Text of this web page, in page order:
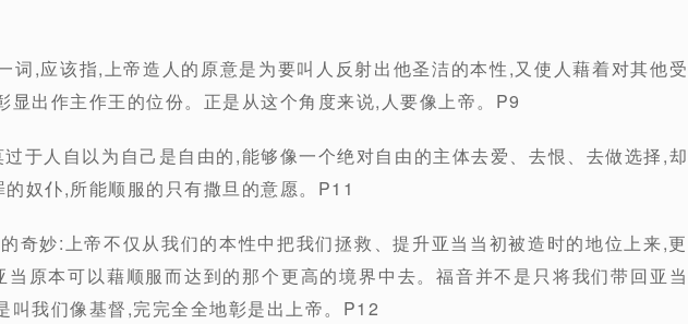
词,应该指,上帝造人的原意是为要叫人反射出他圣洁的本性,又使人藉着对其他受
显出作主作王的位份。正是从这个角度来说,人要像上帝。P9
于人自以为自己是自由的,能够像一个绝对自由的主体去爱、去恨、去做选择,却
奴仆,所能顺服的只有撒旦的意愿。P11
奇妙:上帝不仅从我们的本性中把我们拯救、提升亚当当初被造时的地位上来,更
当原本可以藉顺服而达到的那个更高的境界中去。福音并不是只将我们带回亚当
叫我们像基督,完完全全地彰是出上帝。P12